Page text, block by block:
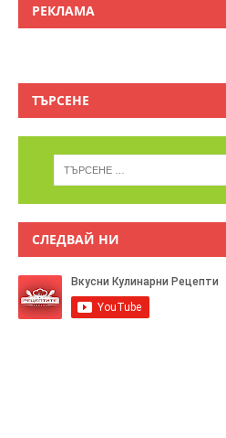
РЕКЛАМА
ТЪРСЕНЕ
СЛЕДВАЙ НИ